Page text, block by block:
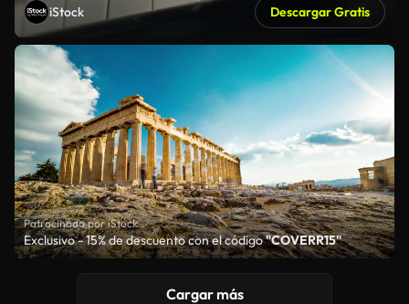
iStock Descargar Gratis
Patrocinado por iStock
Exclusivo - 15% de descuento con el código"COVERR15"
Cargar más